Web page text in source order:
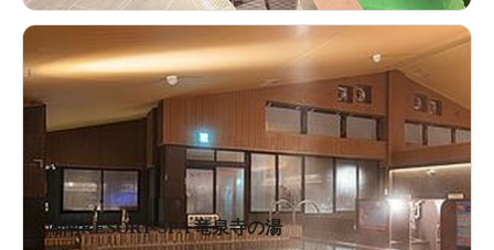
湘南RESORT SPA 竜泉寺の湯